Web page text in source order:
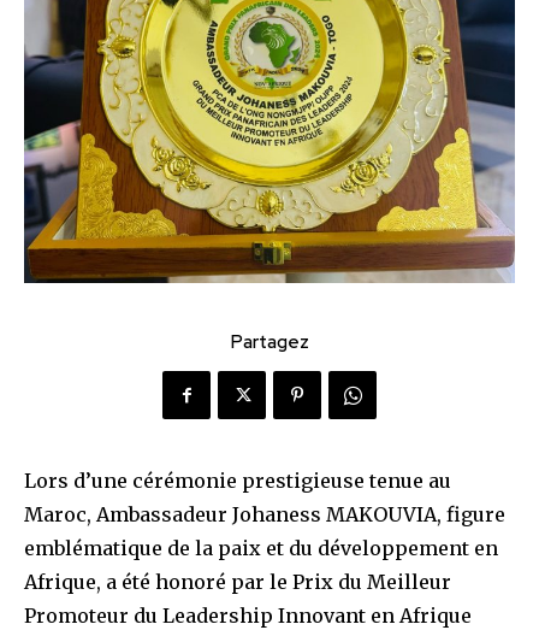
Partagez
Lors d’une cérémonie prestigieuse tenue au
Maroc, Ambassadeur Johaness MAKOUVIA, figure
emblématique de la paix et du développement en
Afrique, a été honoré par le Prix du Meilleur
Promoteur du Leadership Innovant en Afrique